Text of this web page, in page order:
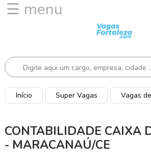
☰ menu
í
c
i
o
a
g
a
Início Super Vagas Vagas
CONTABILIDADE CAIXA
- MARACANAÚ/CE